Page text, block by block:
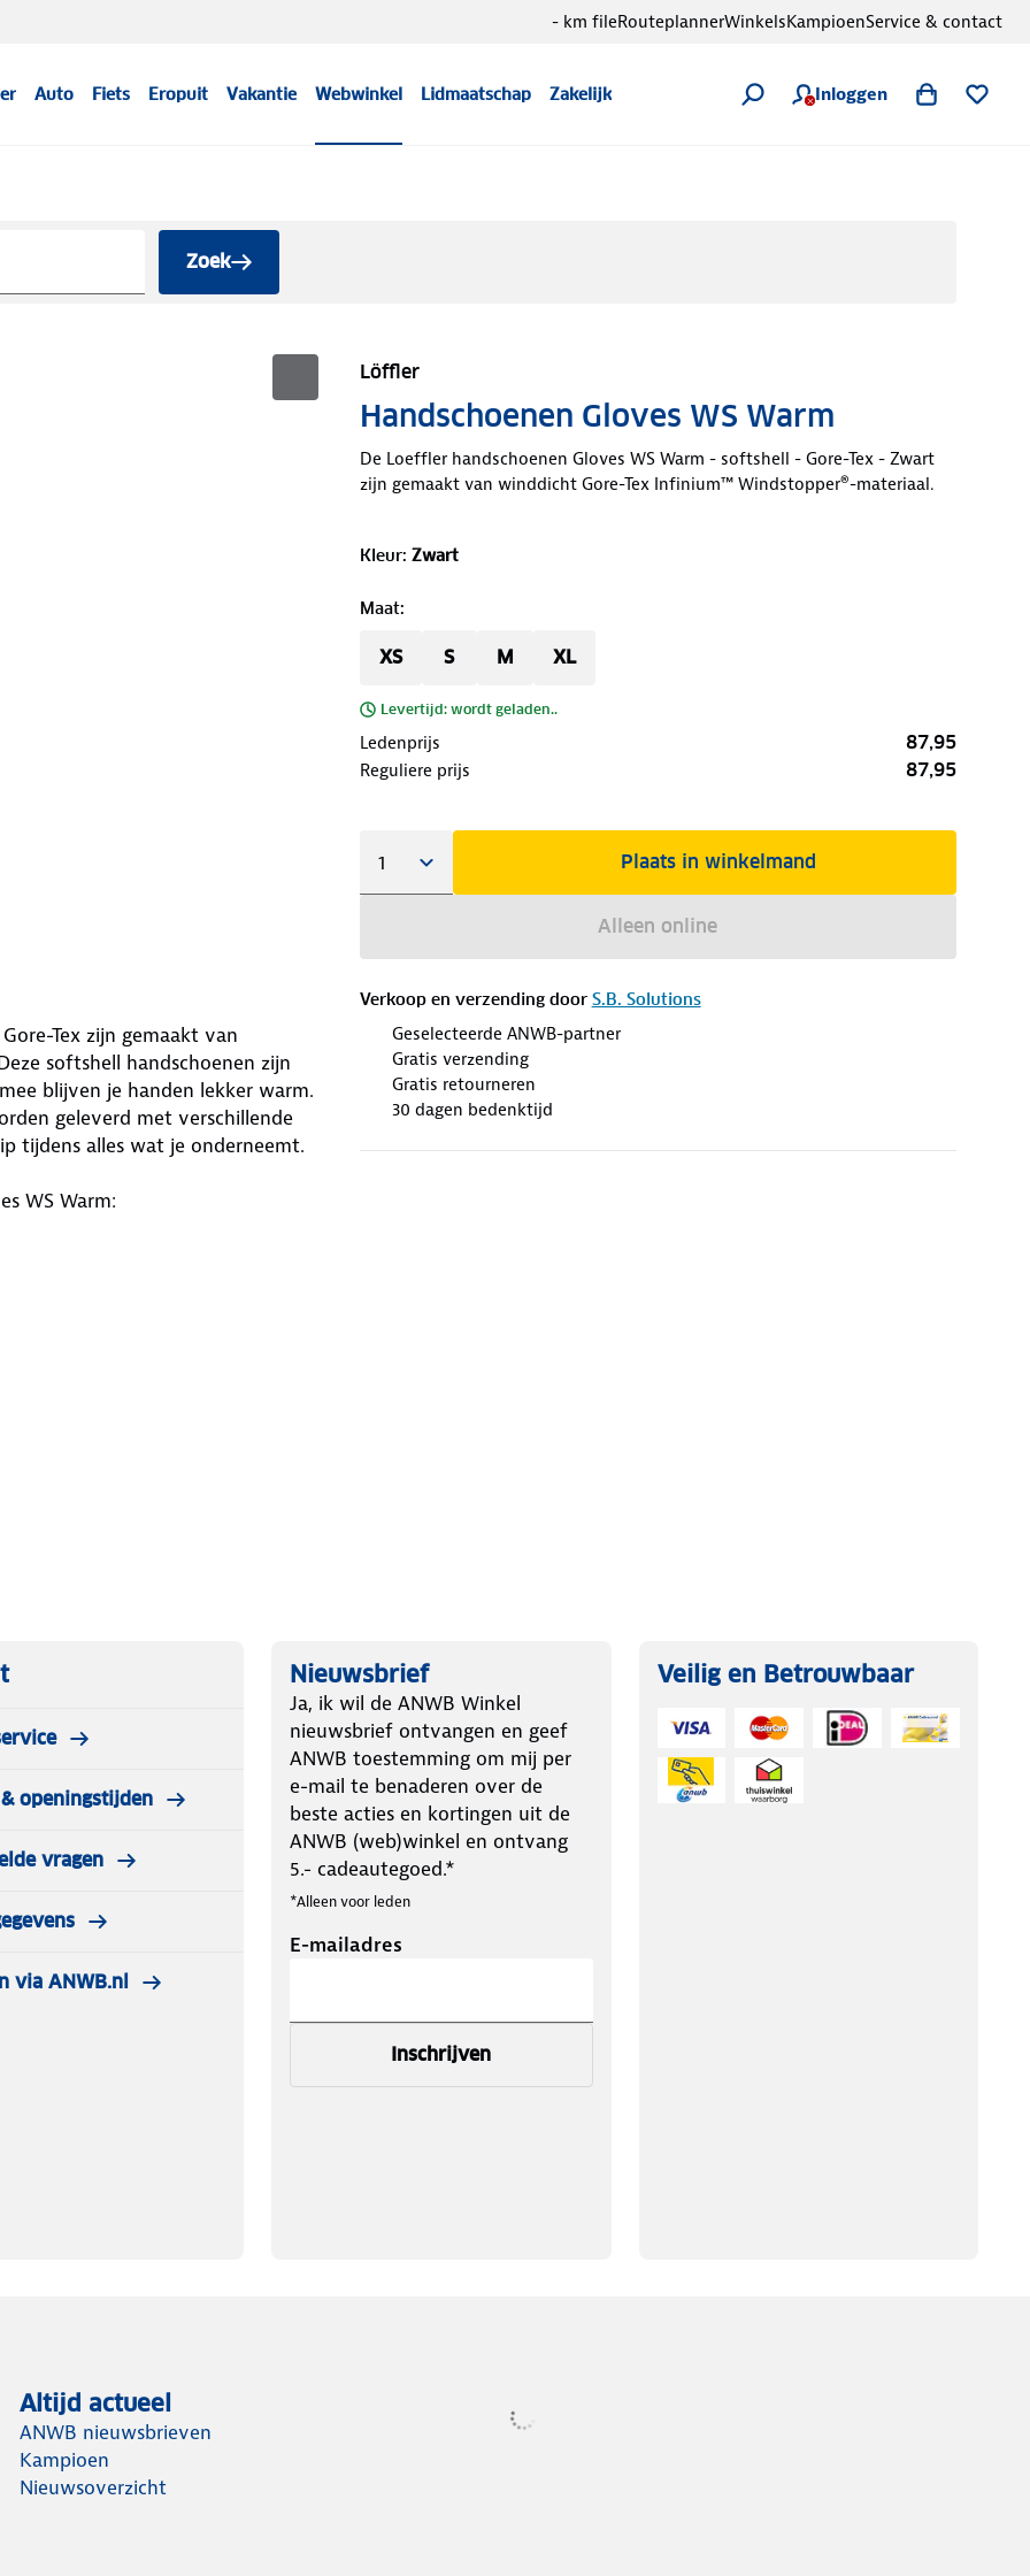
Auto Fiets Eropuit Vakantie Webwinkel Lidmaatschap Zakelijk Inloggen
- km fileRouteplannerWinkelsKampioenService & contact
Zoek
Löffler
Handschoenen Gloves WS Warm
De Loeffler handschoenen Gloves WS Warm - softshell - Gore-Tex - Zwart
zijn gemaakt van winddicht Gore-Tex Infinium™ Windstopper®-materiaal.
Kleur: Zwart
Maat:
XS S M XL
Levertijd: wordt geladen..
Ledenprijs 87,95
Reguliere prijs 87,95
Plaats in winkelmand
Alleen online
Verkoop en verzending door S.B. Solutions
Geselecteerde ANWB-partner
Gratis verzending
Gratis retourneren
30 dagen bedenktijd
Tex zijn gemaakt van
softshell handschoenen zijn
blijven je handen lekker warm.
geleverd met verschillende
tijdens alles wat je onderneemt.
WS Warm:
door de PFCEC-vrije DWR
Softshell Light) en biedt
dragen en zorgt voor een hoge
Artikelen die zijn gedragen,
openingstijden
vragen
via ANWB.nl
Nieuwsbrief
Ja, ik wil de ANWB Winkel
nieuwsbrief ontvangen en geef
ANWB toestemming om mij per
e-mail te benaderen over de
beste acties en kortingen uit de
ANWB (web)winkel en ontvang
5.- cadeautegoed.*
*Alleen voor leden
E-mailadres
Inschrijven
Veilig en Betrouwbaar
Altijd actueel
ANWB nieuwsbrieven
Kampioen
Nieuwsoverzicht